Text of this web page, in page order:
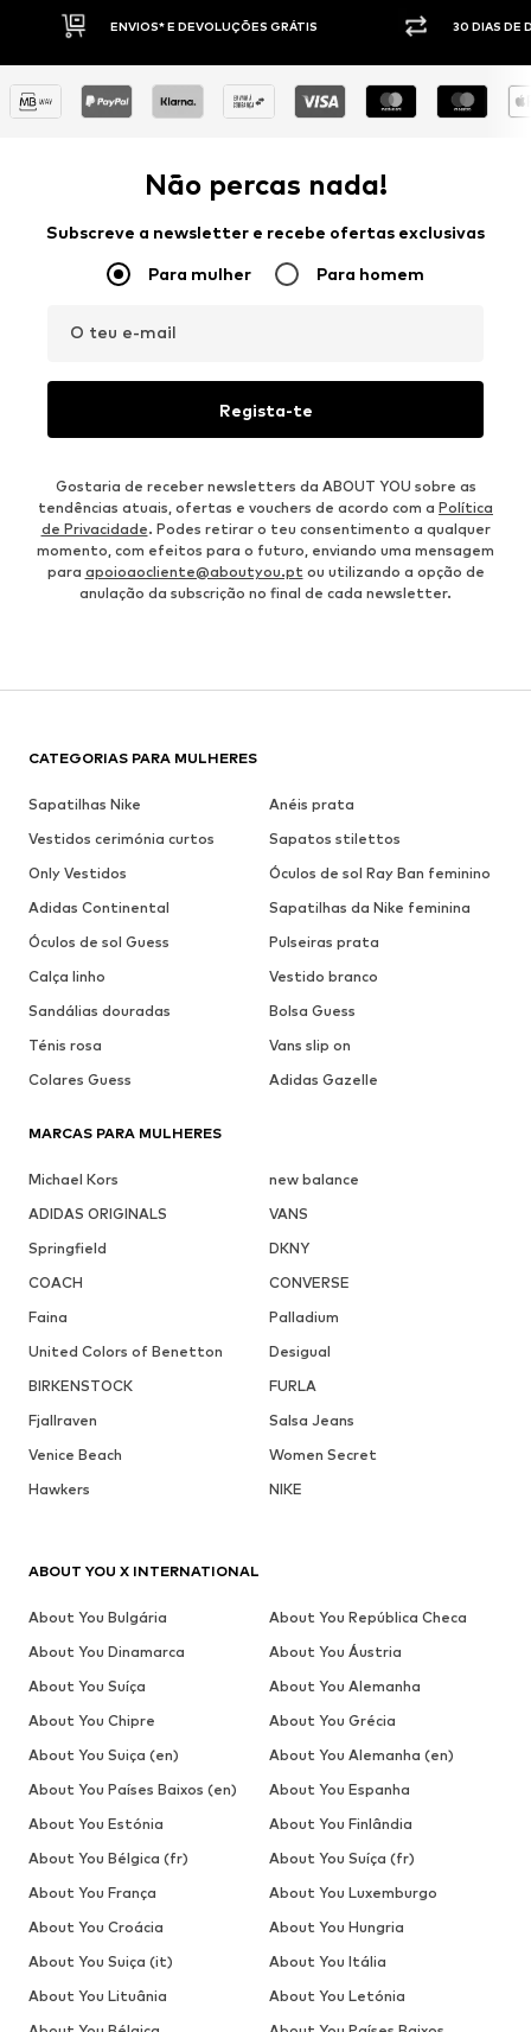
30 DIAS DE DIREITO DE DEVOLUÇÃO
Não percas nada!
Subscreve a newsletter e recebe ofertas exclusivas
Para mulher Para homem
O teu e-mail
Regista-te
Gostaria de receber newsletters da ABOUT YOU sobre as
tendências atuais, ofertas e vouchers de acordo com a Política
de Privacidade. Podes retirar o teu consentimento a qualquer
momento, com efeitos para o futuro, enviando uma mensagem
para apoioaocliente@aboutyou.ptou utilizando a opção de
anulação da subscrição no final de cada newsletter.
CATEGORIAS PARA MULHERES
Sapatilhas Nike
Anéis prata
Vestidos cerimónia curtos
Sapatos stilettos
Only Vestidos
Óculos de sol Ray Ban feminino
Adidas Continental
Sapatilhas da Nike feminina
Óculos de sol Guess
Pulseiras prata
Calça linho
Vestido branco
Sandálias douradas
Bolsa Guess
Ténis rosa
Vans slip on
Colares Guess
Adidas Gazelle
MARCAS PARA MULHERES
Michael Kors
new balance
ADIDAS ORIGINALS
VANS
Springfield
DKNY
COACH
CONVERSE
Faina
Palladium
United Colors of Benetton
Desigual
BIRKENSTOCK
FURLA
Fjallraven
Salsa Jeans
Venice Beach
Women Secret
Hawkers
NIKE
ABOUT YOU X INTERNATIONAL
About You Bulgária
About You República Checa
About You Dinamarca
About You Áustria
About You Suíça
About You Alemanha
About You Chipre
About You Grécia
About You Suiça (en)
About You Alemanha (en)
About You Países Baixos (en)
About You Espanha
About You Estónia
About You Finlândia
About You Bélgica (fr)
About You Suíça (fr)
About You França
About You Luxemburgo
About You Croácia
About You Hungria
About You Suiça (it)
About You Itália
About You Lituânia
About You Letónia